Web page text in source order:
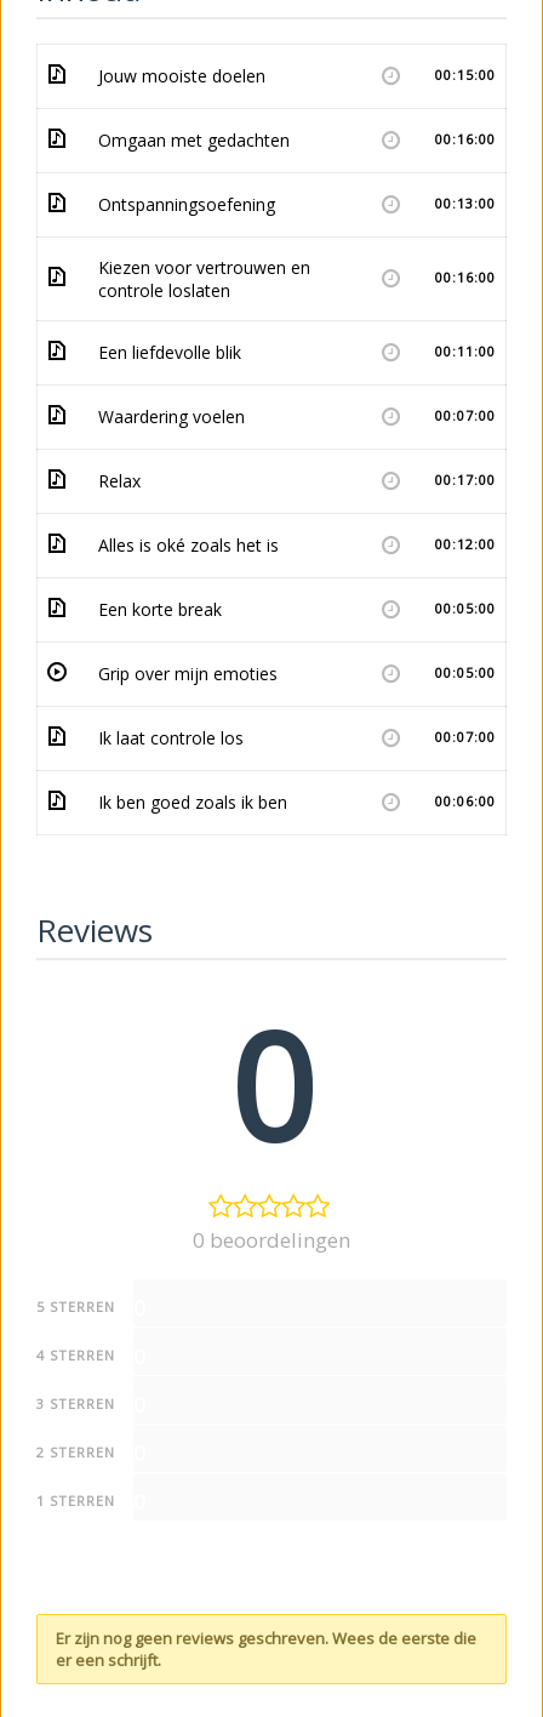
Jouw mooiste doelen 00:15:00
Omgaan met gedachten 00:16:00
Ontspanningsoefening 00:13:00
Kiezen voor vertrouwen en
controle loslaten
00:16:00
Een liefdevolle blik 00:11:00
Waardering voelen 00:07:00
Relax 00:17:00
Alles is oké zoals het is 00:12:00
Een korte break 00:05:00
Grip over mijn emoties 00:05:00
Ik laat controle los 00:07:00
Ik ben goed zoals ik ben 00:06:00
Reviews
0
0 beoordelingen
5 STERREN
4 STERREN
3 STERREN
2 STERREN
1 STERREN
Er zijn nog geen reviews geschreven. Wees de eerste die
er een schrijft.